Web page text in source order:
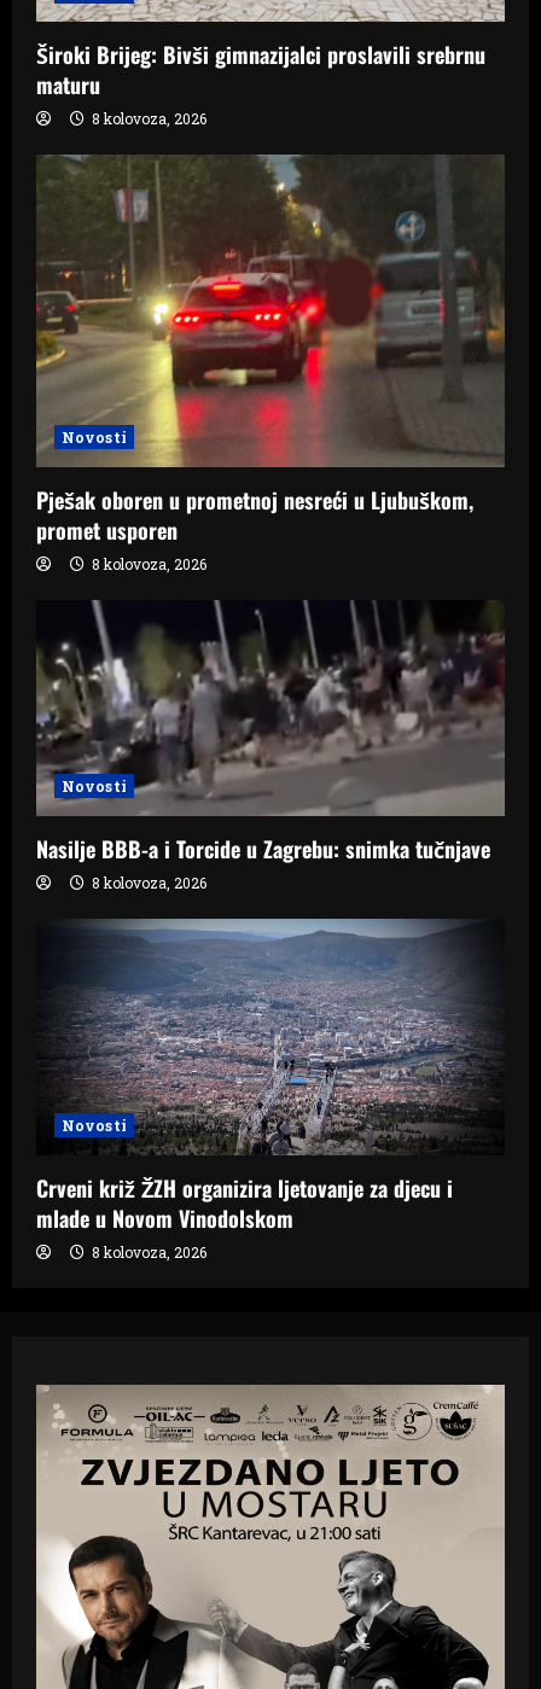
Široki Brijeg: Bivši gimnazijalci proslavili srebrnu
maturu
8 kolovoza, 2026
Novosti
Pješak oboren u prometnoj nesreći u Ljubuškom,
promet usporen
8 kolovoza, 2026
Novosti
Nasilje BBB-a i Torcide u Zagrebu: snimka tučnjave
8 kolovoza, 2026
Novosti
Crveni križ ŽZH organizira ljetovanje za djecu i
mlade u Novom Vinodolskom
8 kolovoza, 2026